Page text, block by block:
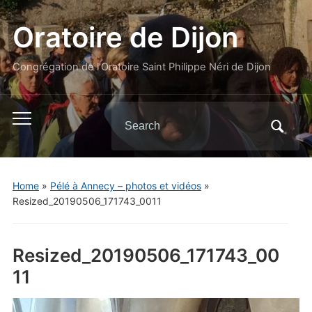
Oratoire de Dijon
Congrégation de l'Oratoire Saint Philippe Néri de Dijon
Toggle
mobile
menu
Search
for:
Home» Pélé à Annecy – photos et vidéos»
Resized_20190506_171743_0011
Resized_20190506_171743_00
11